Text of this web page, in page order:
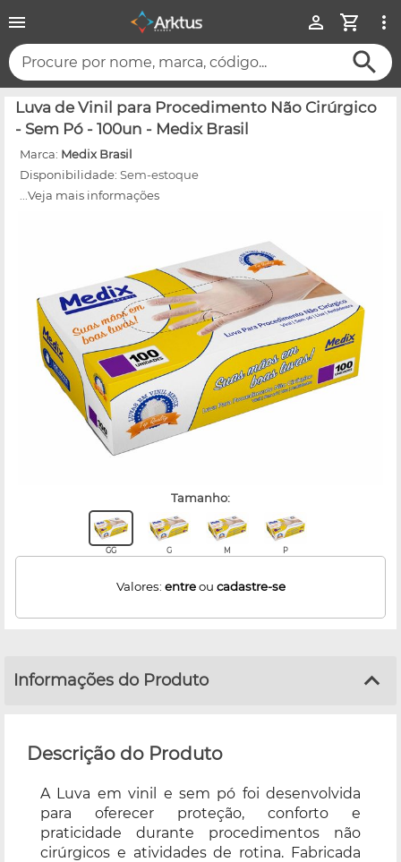
Procure por nome, marca, código...
Luva de Vinil para Procedimento Não Cirúrgico
- Sem Pó - 100un - Medix Brasil
Marca: Medix Brasil
Disponibilidade: Sem-estoque
...Veja mais informações
tamanho:
GG G M P
Valores: entreou cadastre-se
Informações do Produto
Descrição do Produto
A Luva em vinil e sem pó foi desenvolvida
para oferecer proteção, conforto e
praticidade durante procedimentos não
cirúrgicos e atividades de rotina. Fabricada